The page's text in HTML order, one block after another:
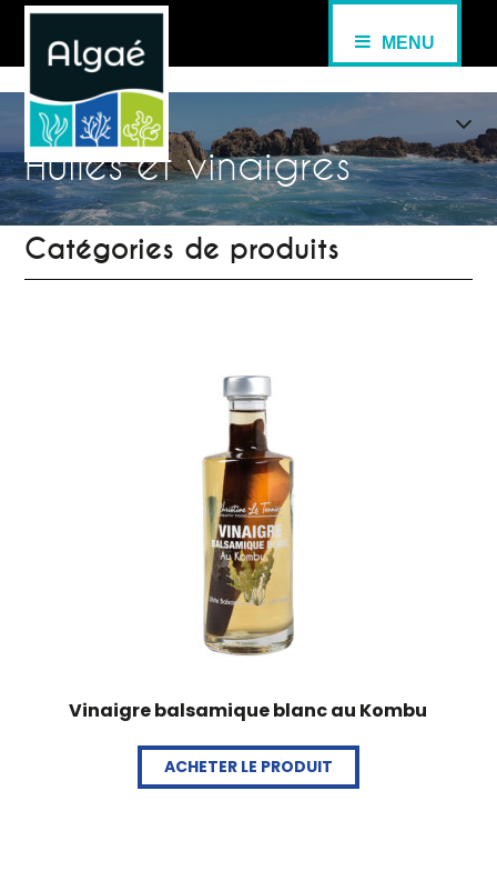
MENU
Huiles et vinaigres
Catégories de produits
Vinaigre balsamique blanc au Kombu
ACHETER LE PRODUIT